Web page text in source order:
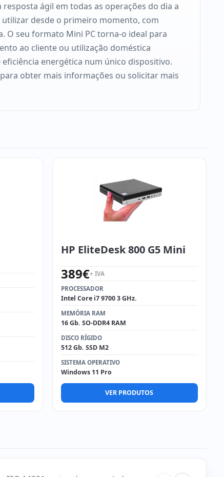
ágil em todas as operações do dia a
desde o primeiro momento, com
O seu formato Mini PC torna-o ideal para
ao cliente ou utilização doméstica
energética num único dispositivo.
obter mais informações ou solicitar mais
HP EliteDesk 800 G5 Mini
389€+ IVA
PROCESSADOR
Intel Core i7 9700 3 GHz.
MEMÓRIA RAM
16 Gb. SO-DDR4 RAM
DISCO RÍGIDO
512 Gb. SSD M2
SISTEMA OPERATIVO
Windows 11 Pro
VER PRODUTOS